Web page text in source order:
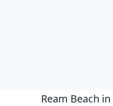
Ream Beach